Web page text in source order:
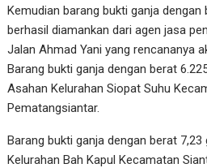
Kemudian barang bukti ganja dengan
berhasil diamankan dari agen jasa
Jalan Ahmad Yani yang rencananya
Barang bukti ganja dengan berat
Asahan Kelurahan Siopat Suhu
Pematangsiantar.
Barang bukti ganja dengan berat
Kelurahan Bah Kapul Kecamatan